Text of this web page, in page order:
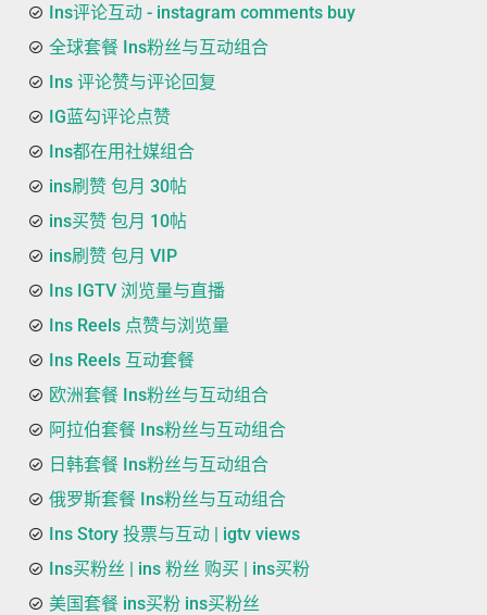
Ins评论互动 - instagram comments buy
全球套餐 Ins粉丝与互动组合
Ins 评论赞与评论回复
IG蓝勾评论点赞
Ins都在用社媒组合
ins刷赞 包月 30帖
ins买赞 包月 10帖
ins刷赞 包月 VIP
Ins IGTV 浏览量与直播
Ins Reels 点赞与浏览量
Ins Reels 互动套餐
欧洲套餐 Ins粉丝与互动组合
阿拉伯套餐 Ins粉丝与互动组合
日韩套餐 Ins粉丝与互动组合
俄罗斯套餐 Ins粉丝与互动组合
Ins Story 投票与互动 | igtv views
Ins买粉丝 | ins 粉丝 购买 | ins买粉
美国套餐 ins买粉 ins买粉丝